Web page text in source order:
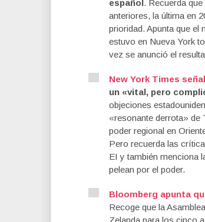
español. Recuerda
anteriores, la última en
prioridad. Apunta que
estuvo en Nueva York
vez se anunció el
New York Times
un «vital, pero
objeciones
«resonante derrota» de
poder regional en
Pero recuerda las
EI y también menciona
pelean por el poder.
Bloomberg apunta
Recoge que la
Zelanda para los cinco